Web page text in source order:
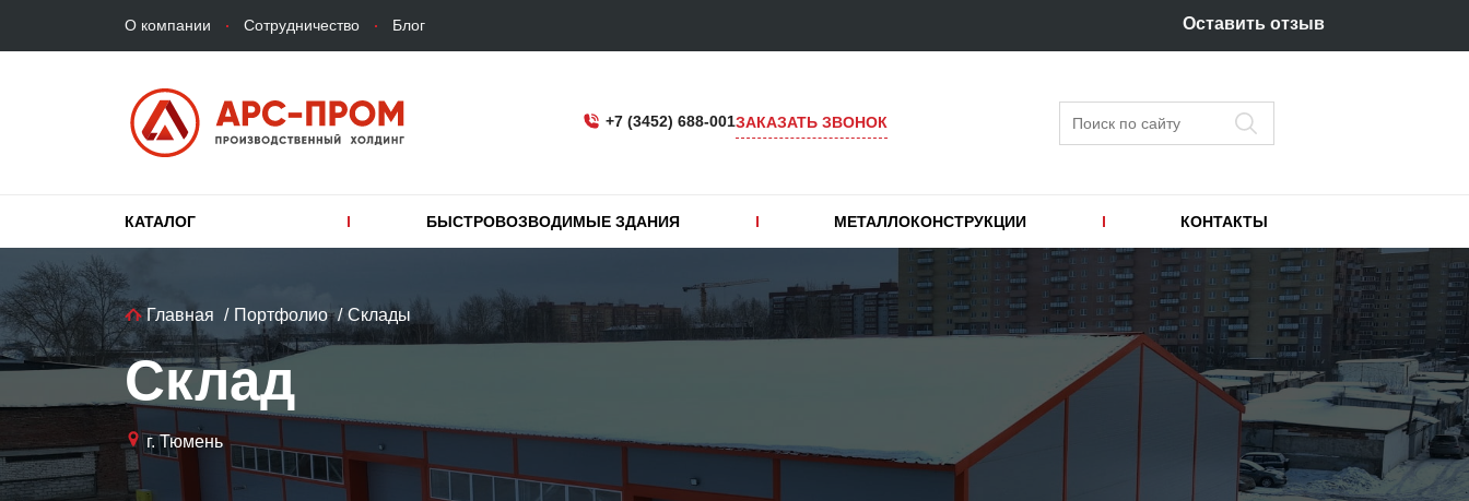
Верхнее
меню
О компании Сотрудничество Блог Оставить отзыв
+7 (3452) 688-001ЗАКАЗАТЬ ЗВОНОК Поиск
Основная
навигация
КАТАЛОГ БЫСТРОВОЗВОДИМЫЕ ЗДАНИЯ МЕТАЛЛОКОНСТРУКЦИИ КОНТАКТЫ
Строка
навигации
Главная Портфолио Склады
Склад
г. Тюмень